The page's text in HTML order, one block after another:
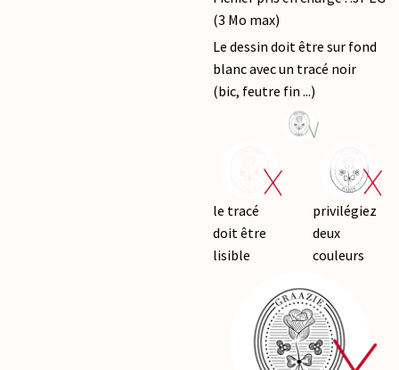
(3 Mo max)
Le dessin doit être sur fond
blanc avec un tracé noir
(bic, feutre fin ...)
le tracé
doit être
lisible
privilégiez
deux
couleurs